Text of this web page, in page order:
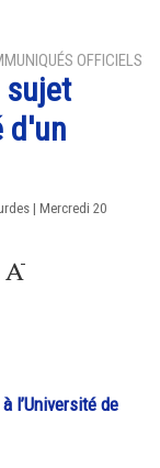
OFFICIELS
sujet
d'un
| Mercredi 20
l’Université de